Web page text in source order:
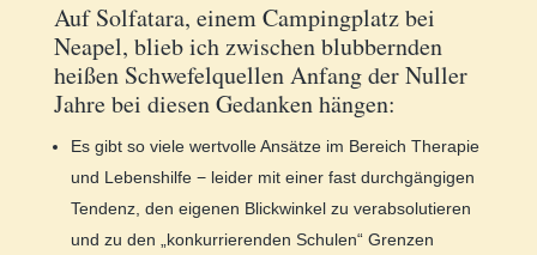
Auf Solfatara, einem Campingplatz bei
Neapel, blieb ich zwischen blubbernden
heißen Schwefelquellen Anfang der Nuller
Jahre bei diesen Gedanken hängen:
Es gibt so viele wertvolle Ansätze im Bereich Therapie
und Lebenshilfe − leider mit einer fast durchgängigen
Tendenz, den eigenen Blickwinkel zu verabsolutieren
und zu den „konkurrierenden Schulen“ Grenzen